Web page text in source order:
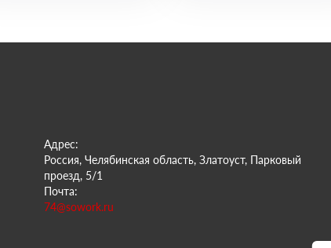
Адрес:
Россия, Челябинская область, Златоуст, Парковый
проезд, 5/1
Почта:
74@sowork.ru